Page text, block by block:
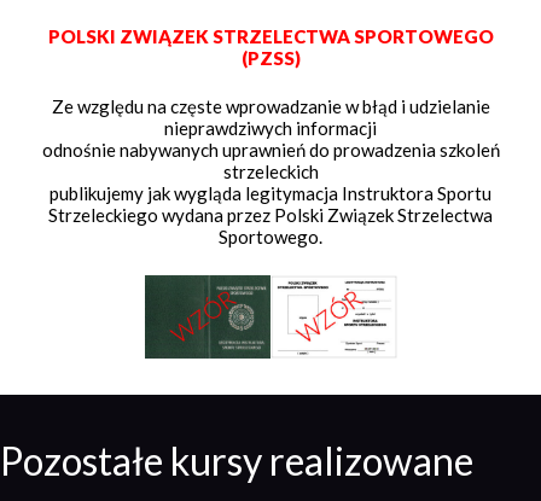
POLSKI ZWIĄZEK STRZELECTWA SPORTOWEGO
(PZSS)
Ze względu na częste wprowadzanie w błąd i udzielanie
nieprawdziwych informacji
odnośnie nabywanych uprawnień do prowadzenia szkoleń
strzeleckich
publikujemy jak wygląda legitymacja Instruktora Sportu
Strzeleckiego wydana przez Polski Związek Strzelectwa
Sportowego.
Pozostałe kursy realizowane